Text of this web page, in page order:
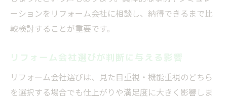
ーションをリフォーム会社に相談し、納得できるまで比
較検討することが重要です。
リフォーム会社選びが判断に与える影響
リフォーム会社選びは、見た目重視・機能重視のどちら
を選択する場合でも仕上がりや満足度に大きく影響しま